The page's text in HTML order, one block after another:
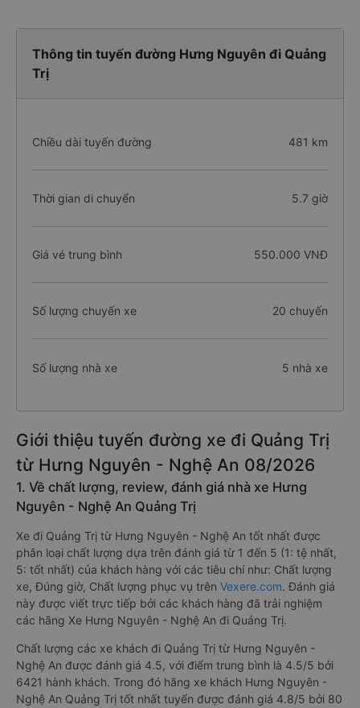
Thông tin tuyến đường Hưng Nguyên đi Quảng
Trị
Chiều dài tuyến đường 481 km
Thời gian di chuyển 5.7 giờ
Giá vé trung bình 550.000 VNĐ
Số lượng chuyến xe 20 chuyến
Số lượng nhà xe 5 nhà xe
Giới thiệu tuyến đường xe đi Quảng Trị
từ Hưng Nguyên - Nghệ An 08/2026
1. Về chất lượng, review, đánh giá nhà xe Hưng
Nguyên - Nghệ An Quảng Trị
Xe đi Quảng Trị từ Hưng Nguyên - Nghệ An tốt nhất được
phân loại chất lượng dựa trên đánh giá từ 1 đến 5 (1: tệ nhất,
5: tốt nhất) của khách hàng với các tiêu chí như: Chất lượng
xe, Đúng giờ, Chất lượng phục vụ trên Vexere.com. Đánh giá
này được viết trực tiếp bởi các khách hàng đã trải nghiệm
các hãng Xe Hưng Nguyên - Nghệ An đi Quảng Trị.
Chất lượng các xe khách đi Quảng Trị từ Hưng Nguyên -
Nghệ An được đánh giá 4.5, với điểm trung bình là 4.5/5 bởi
6421 hành khách. Trong đó hãng xe khách Hưng Nguyên -
Nghệ An Quảng Trị tốt nhất tuyến được đánh giá 4.8/5 bởi 80